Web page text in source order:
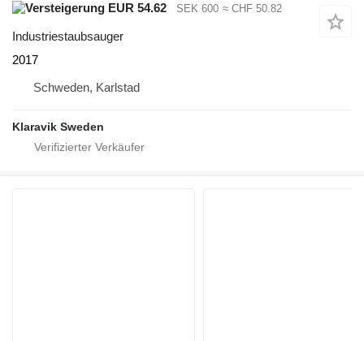
EUR 54.62
SEK 600 ≈ CHF 50.82
Industriestaubsauger
2017
Schweden, Karlstad
Klaravik Sweden